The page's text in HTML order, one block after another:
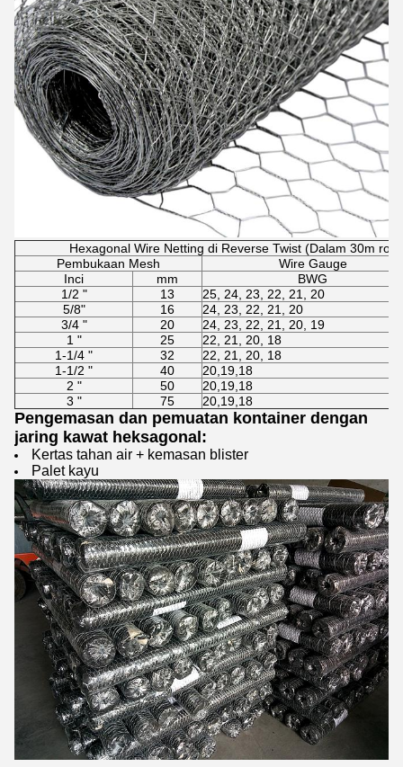
Hexagonal Wire Netting di Reverse Twist (Dalam 30m
Pembukaan Mesh
Wire Gauge
Inci
mm
BWG
1/2 "
13
25, 24, 23, 22, 21, 20
5/8"
16
24, 23, 22, 21, 20
3/4 "
20
24, 23, 22, 21, 20, 19
1 "
25
22, 21, 20, 18
1-1/4 "
32
22, 21, 20, 18
1-1/2 "
40
20,19,18
2 "
50
20,19,18
3 "
75 20,19,18
Pengemasan dan pemuatan kontainer dengan
jaring kawat heksagonal:
Kertas tahan air + kemasan blister
Palet kayu